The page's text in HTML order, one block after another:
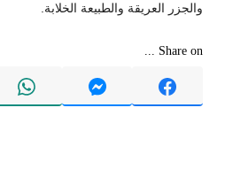
والجزر العريقة والطبيعة الخلابة.
Share on ...